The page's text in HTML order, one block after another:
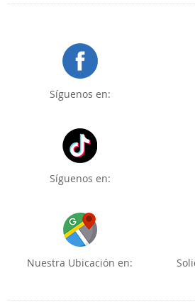
Síguenos en:
Síguenos en:
Nuestra Ubicación en: